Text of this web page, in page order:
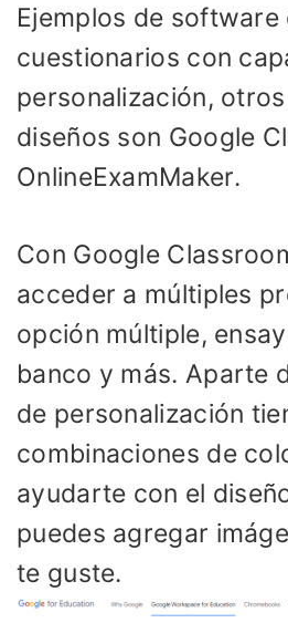
Ejemplos de
cuestionarios con
personalización,
diseños son Google
OnlineExamMaker.
Con Google
acceder a múltiples
opción múltiple,
banco y más. Aparte
de personalización
combinaciones de
ayudarte con el
puedes agregar
te guste.